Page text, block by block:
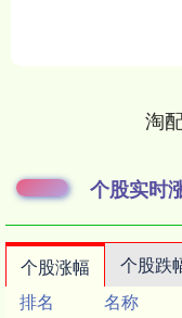
淘
个股实时
个股涨幅 个股跌
排名
名称